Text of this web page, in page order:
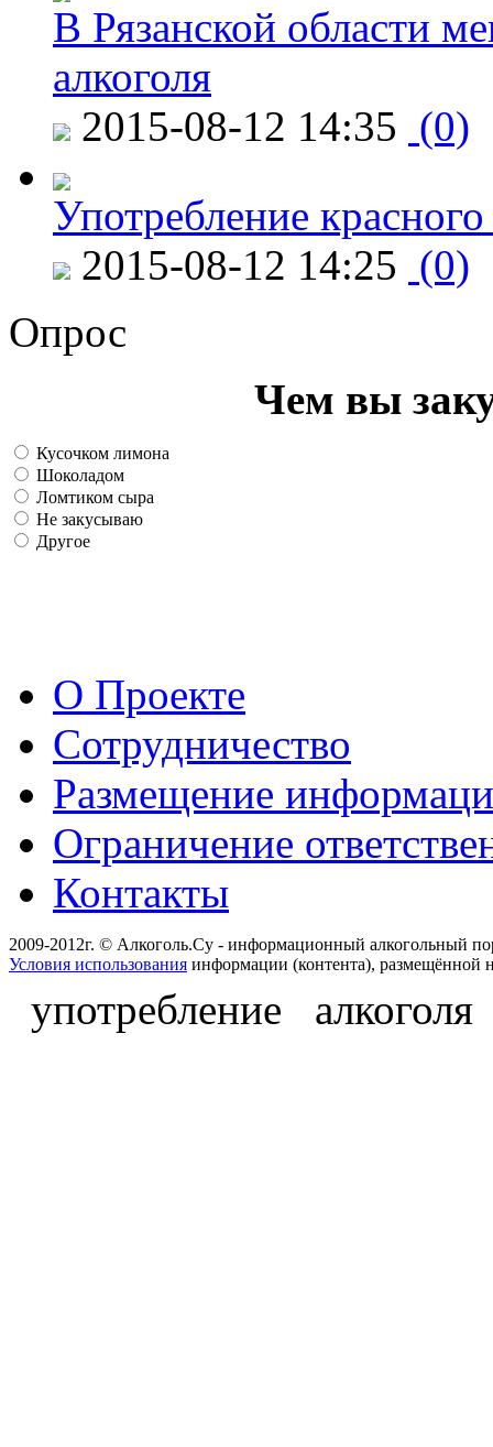
В Рязанской области
алкоголя
2015-08-12 14:35 (0)
Употребление
2015-08-12 14:25 (0)
Опрос
Чем вы
Кусочком лимона
Шоколадом
Ломтиком сыра
Не закусываю
Другое
О Проекте
Сотрудничество
Размещение
Ограничение
Контакты
2009-2012г. © Алкоголь.Су - информационный алкогольный
Условия использования информации (контента), размещённой
употребление